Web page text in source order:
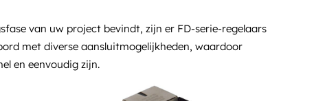
van uw project bevindt, zijn er FD-serie-regelaars
met diverse aansluitmogelijkheden, waardoor
en eenvoudig zijn.